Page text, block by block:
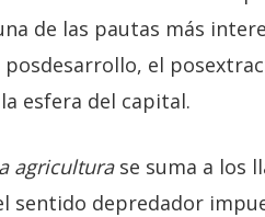
de las pautas más
el
esfera del capital.
agricultura se suma a los
sentido depredador